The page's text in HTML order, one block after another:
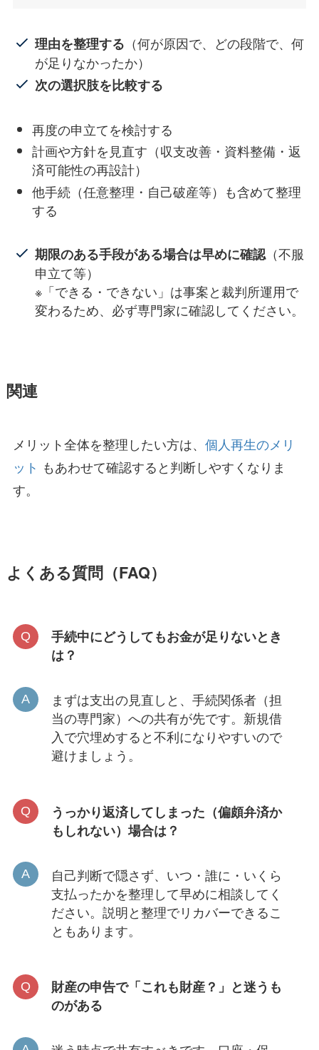
理由を整理する （何が原因で、どの段階で、何
が足りなかったか）
次の選択肢を比較する
再度の申立てを検討する
計画や方針を見直す（収支改善・資料整備・返
済可能性の再設計）
他手続（任意整理・自己破産等）も含めて整理
する
期限のある手段がある場合は早めに確認（不服
申立て等）
※「できる・できない」は事案と裁判所運用で
変わるため、必ず専門家に確認してください。
関連
メリット全体を整理したい方は、 個人再生のメリ
ット もあわせて確認すると判断しやすくなりま
す。
よくある質問（FAQ）
手続中にどうしてもお金が足りないとき
は？
まずは支出の見直しと、手続関係者（担
当の専門家）への共有が先です。新規借
入で穴埋めすると不利になりやすいので
避けましょう。
うっかり返済してしまった（偏頗弁済か
もしれない）場合は？
自己判断で隠さず、いつ・誰に・いくら
支払ったかを整理して早めに相談してく
ださい。説明と整理でリカバーできるこ
ともあります。
財産の申告で「これも財産？」と迷うも
のがある